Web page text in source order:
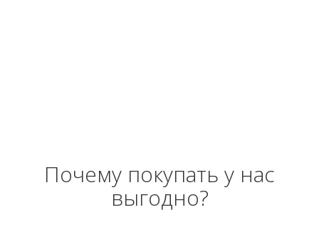
Почему покупать у нас
выгодно?